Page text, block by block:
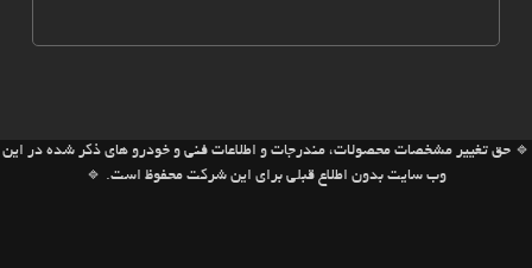
🔹 حق تغییر مشخصات محصولات، مندرجات و اطلاعات فنی و خودرو های ذکر شده در این
وب سایت بدون اطلاع قبلی برای این شرکت محفوظ است. 🔹